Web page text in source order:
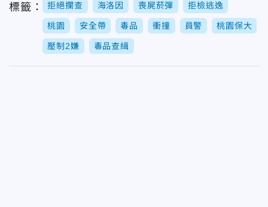
標籤： 拒絕攔查 海洛因 喪屍菸彈 拒檢逃逸
桃園 安全帶 毒品 衝撞 員警 桃園保大
壓制2嫌 毒品查緝